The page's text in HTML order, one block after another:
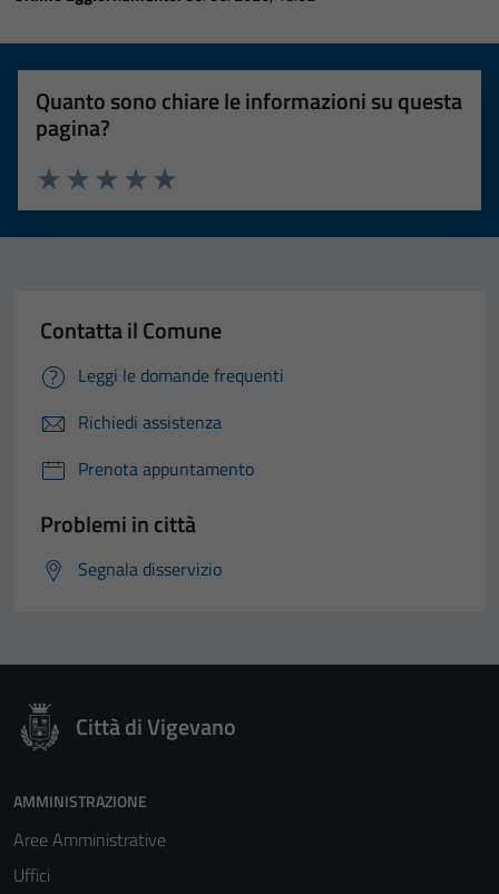
Quanto sono chiare le informazioni su questa
pagina?
Valuta 5 stelle su 5
Valuta 4 stelle su 5
Valuta 3 stelle su 5
Valuta 2 stelle su 5
Valuta 1 stelle su 5
Contatta il Comune
Leggi le domande frequenti
Richiedi assistenza
Prenota appuntamento
Problemi in città
Segnala disservizio
Città di Vigevano
AMMINISTRAZIONE
Aree Amministrative
Uffici